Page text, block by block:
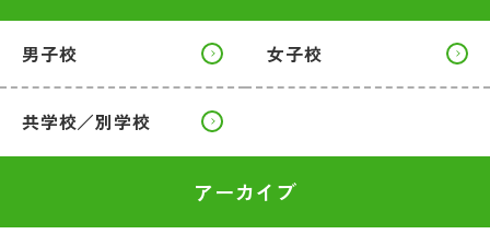
男子校 女子校
共学校／別学校
アーカイブ